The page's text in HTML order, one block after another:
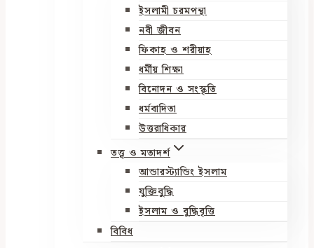
ইসলামী চরমপন্থা
নবী জীবন
ফিকাহ ও শরীয়াহ
ধর্মীয় শিক্ষা
বিনোদন ও সংস্কৃতি
ধর্মবাদিতা
উত্তরাধিকার
তত্ত্ব ও মতাদর্শ
আন্ডারস্ট্যান্ডিং ইসলাম
যুক্তিবুদ্ধি
ইসলাম ও বুদ্ধিবৃত্তি
বিবিধ